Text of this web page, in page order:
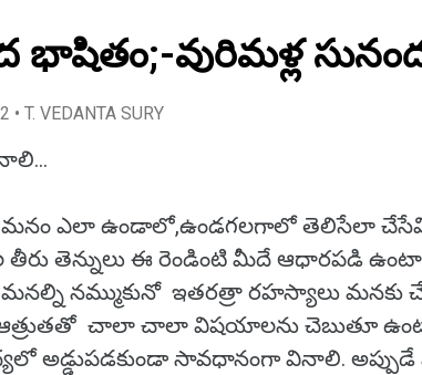
భాషితం;-వురిమళ్ల
• T. VEDANTA SURY
మనం ఎలా ఉండాలో,ఉండగలగాలో తెలిసేలా
తెన్నులు ఈ రెండింటి మీదే ఆధారపడి
నమ్ముకునో ఇతరత్రా రహస్యాలు
ఆత్రుతతో చాలా చాలా విషయాలను చెబుతూ
అడ్డుపడకుండా సావధానంగా వినాలి. అప్పుడే